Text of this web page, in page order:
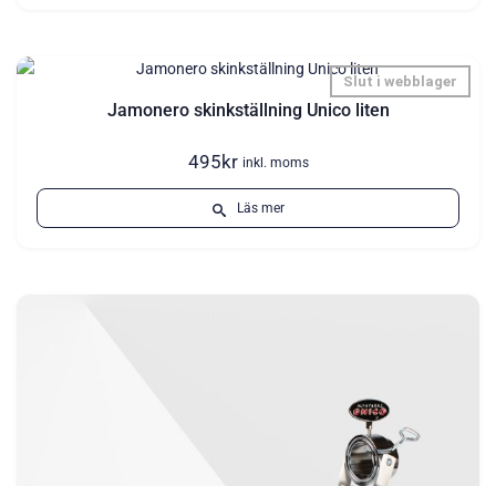
Jamonero skinkställning Unico liten
Slut i webblager
495kr inkl. moms
Läs mer